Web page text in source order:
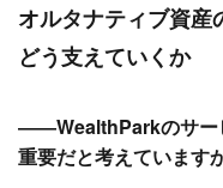
オルタナティブ資産
どう支えていくか
――WealthParkのサー
重要だと考えています